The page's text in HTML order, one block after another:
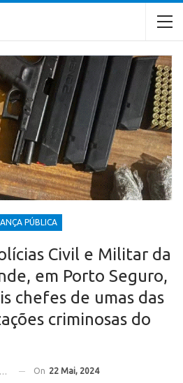
PÚBLICA
Civil e Militar da
em Porto Seguro,
chefes de umas das
criminosas do
On 22 Mai, 2024